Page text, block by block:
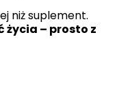
niż suplement.
życia – prosto z